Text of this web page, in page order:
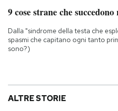
9 cose strane che
Dalla "sindrome della testa che
spasmi che capitano ogni tanto
sono?)
ALTRE STORIE